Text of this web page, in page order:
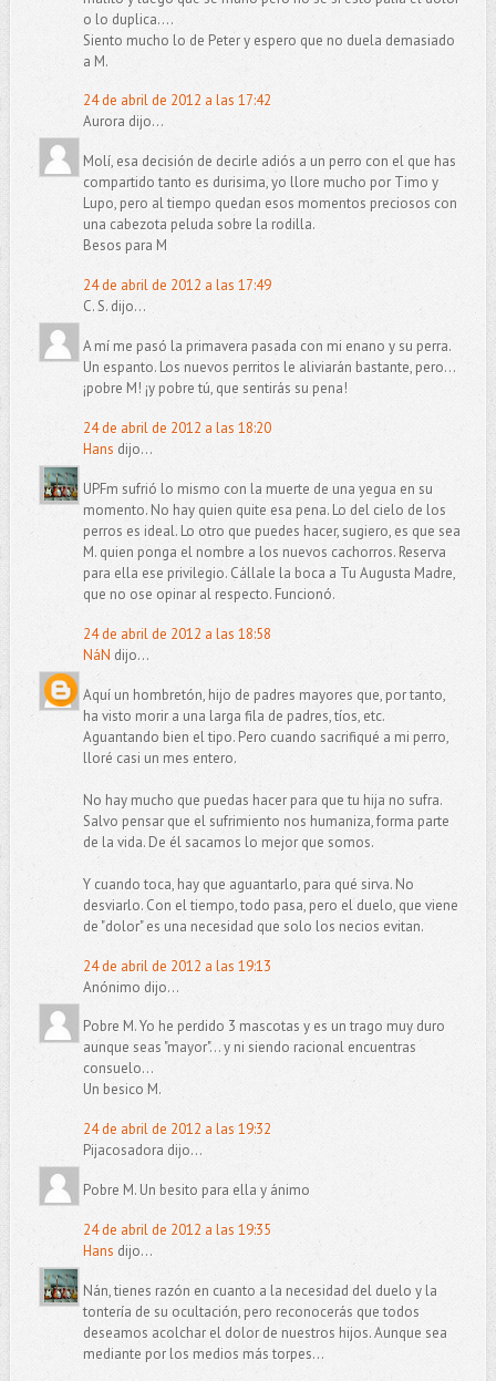
o lo duplica....
Siento mucho lo de Peter y espero que no duela demasiado
a M.
24 de abril de 2012 a las 17:42
Aurora dijo...
Molí, esa decisión de decirle adiós a un perro con el que has
compartido tanto es durisima, yo llore mucho por Timo y
Lupo, pero al tiempo quedan esos momentos preciosos con
una cabezota peluda sobre la rodilla.
Besos para M
24 de abril de 2012 a las 17:49
C. S. dijo...
A mí me pasó la primavera pasada con mi enano y su perra.
Un espanto. Los nuevos perritos le aliviarán bastante, pero...
¡pobre M! ¡y pobre tú, que sentirás su pena!
24 de abril de 2012 a las 18:20
Hans dijo...
UPFm sufrió lo mismo con la muerte de una yegua en su
momento. No hay quien quite esa pena. Lo del cielo de los
perros es ideal. Lo otro que puedes hacer, sugiero, es que sea
M. quien ponga el nombre a los nuevos cachorros. Reserva
para ella ese privilegio. Cállale la boca a Tu Augusta Madre,
que no ose opinar al respecto. Funcionó.
24 de abril de 2012 a las 18:58
NáN dijo...
Aquí un hombretón, hijo de padres mayores que, por tanto,
ha visto morir a una larga fila de padres, tíos, etc.
Aguantando bien el tipo. Pero cuando sacrifiqué a mi perro,
lloré casi un mes entero.
No hay mucho que puedas hacer para que tu hija no sufra.
Salvo pensar que el sufrimiento nos humaniza, forma parte
de la vida. De él sacamos lo mejor que somos.
Y cuando toca, hay que aguantarlo, para qué sirva. No
desviarlo. Con el tiempo, todo pasa, pero el duelo, que viene
de "dolor" es una necesidad que solo los necios evitan.
24 de abril de 2012 a las 19:13
Anónimo dijo...
Pobre M. Yo he perdido 3 mascotas y es un trago muy duro
aunque seas "mayor"... y ni siendo racional encuentras
consuelo...
Un besico M.
24 de abril de 2012 a las 19:32
Pijacosadora dijo...
Pobre M. Un besito para ella y ánimo
24 de abril de 2012 a las 19:35
Hans dijo...
Nán, tienes razón en cuanto a la necesidad del duelo y la
tontería de su ocultación, pero reconocerás que todos
deseamos acolchar el dolor de nuestros hijos. Aunque sea
mediante por los medios más torpes...